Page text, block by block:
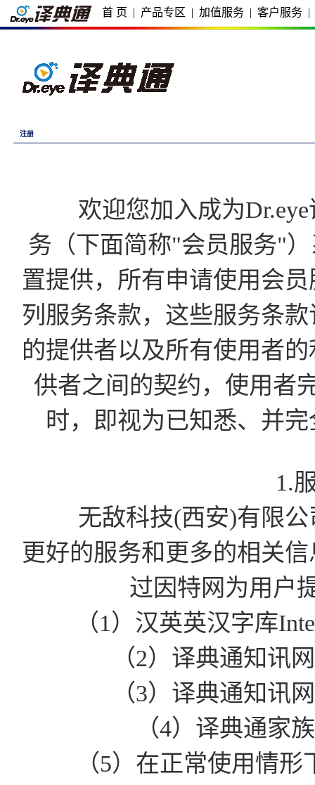
首 页 | 产品专区 | 加值服务 | 客户服务 |
注册
欢迎您加入成为Dr.eye
务（下面简称"会员服务"
置提供，所有申请使用会
列服务条款，这些服务条
的提供者以及所有使用者
供者之间的契约，使用者
时，即视为已知悉、并
1.
无敌科技(西安)有限公
更好的服务和更多的相关
过因特网为用户
（1）汉英英汉字库
（2）译典通知讯
（3）译典通知讯
（4）译典通家
（5）在正常使用情